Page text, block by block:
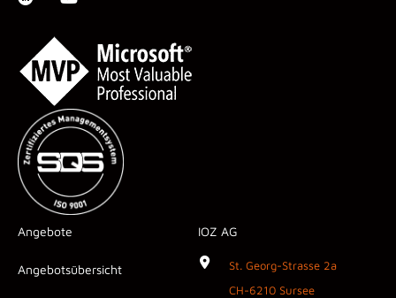
Angebote
Angebotsübersicht
IOZ AG
St. Georg-Strasse 2a
CH-6210 Sursee